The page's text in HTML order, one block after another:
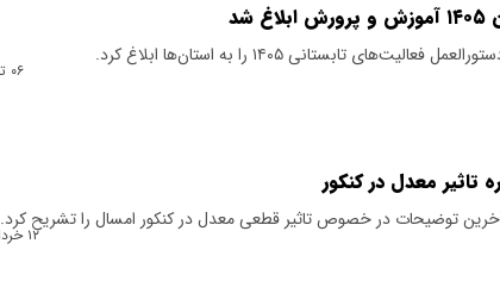
شد
تابستانی ۱۴۰۵ را به استان‌ها ابلاغ کرد.
۰۶ تیر ۱۴۰۵
تاثیر معدل در کنکور
توضیحات در خصوص تاثیر قطعی معدل در کنکور امسال را تشریح کرد.
۱۲ خرداد ۱۴۰۵